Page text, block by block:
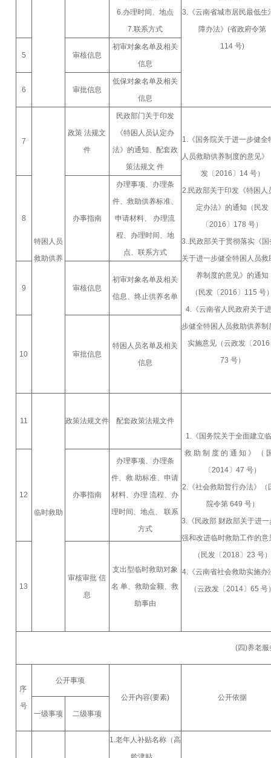
3.《云南省城市居民最低生
障办法》(省政府令第
114 号)
6.办理时间、地点
7.联系方式
5 审核信息
初审对象名单及相关
信息
6 审批信息
低保对象名单及相关
信息
7
特困人员
救助供养
政策 法规文
件
民政部门关于印发
《特困人员认定办
法》的通知、配套政
策法规文 件
1.《国务院关于进一步健全
人员救助供养制度的意见》
发〔2016〕14 号）
2.民政部关于印发《特困人
定办法》的通知（民发
〔2016〕178 号）
3..民政部关于贯彻落实《国
关于进一步健全特困人员救
养制度的意见》的通知
（民发〔2016〕115 号
4.《云南省人民政府关于
步健全特困人员救助供养制
实施意见（云政发〔
73 号）
8 办事指南
办理事项、办理条
件、救助供养标准、
申请材料、 办理流
程、办理时间、地
点、联系方式
9 审核信息
初审对象名单及相关
信息、终止供养名单
10 审批信息
特困人员名单及相关
信息
11
临时救助
政策法规文件
配套政策法规文件
1.《国务院关于全面建立
救 助 制 度 的 通 知 》 （
〔2014〕47 号）
2.《社会救助暂行办法》（
院令第 649 号）
3.《民政部 财政部关于进一
强和改进临时救助工作的意
（民发〔2018〕23 号）
4.《云南省社会救助实施办
（云政发〔2014〕65 号
12 办事指南
办理事项、办理条
件、救 助标准、申请
材料、办理 流程、办
理时间、地点、 联系
方式
13
审核审批 信
息
支出型临时救助对象
名 单、救助金额、救
助事由
(四)养老
序
号
公开事项
公开内容(要素)
公开依据
一级事项
二级事项
1.老年人补贴名称（高